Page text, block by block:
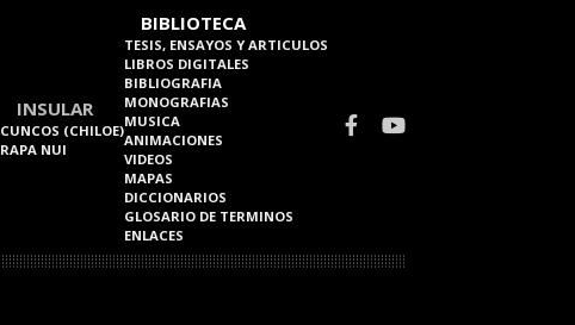
INSULAR
CUNCOS (CHILOE)
RAPA NUI
BIBLIOTECA
TESIS, ENSAYOS Y ARTICULOS
LIBROS DIGITALES
BIBLIOGRAFIA
MONOGRAFIAS
MUSICA
ANIMACIONES
VIDEOS
MAPAS
DICCIONARIOS
GLOSARIO DE TERMINOS
ENLACES